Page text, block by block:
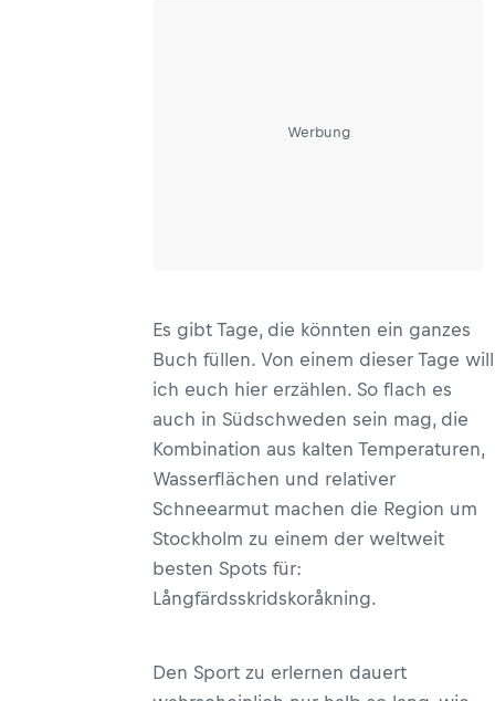
Werbung
Es gibt Tage, die könnten ein ganzes
Buch füllen. Von einem dieser Tage will
ich euch hier erzählen. So flach es
auch in Südschweden sein mag, die
Kombination aus kalten Temperaturen,
Wasserflächen und relativer
Schneearmut machen die Region um
Stockholm zu einem der weltweit
besten Spots für:
Långfärdsskridskoråkning.
Den Sport zu erlernen dauert